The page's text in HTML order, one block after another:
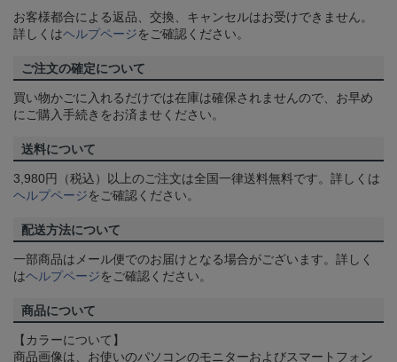
お客様都合による返品、交換、キャンセルはお受けできません。
詳しくはヘルプページをご確認ください。
ご注文の確定について
買い物かごに入れるだけでは在庫は確保されませんので、お早め
にご購入手続きをお済ませください。
送料について
3,980円（税込）以上のご注文は全国一律送料無料です。詳しくは
ヘルプページをご確認ください。
配送方法について
一部商品はメール便でのお届けとなる場合がございます。詳しく
はヘルプページをご確認ください。
商品について
【カラーについて】
商品画像は、お使いのパソコンのモニターおよびスマートフォン